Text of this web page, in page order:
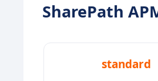
SharePath
standard